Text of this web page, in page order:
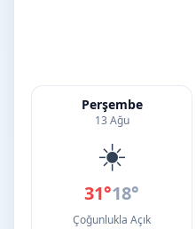
Perşembe
13 Ağu
☀️
31°18°
Çoğunlukla Açık